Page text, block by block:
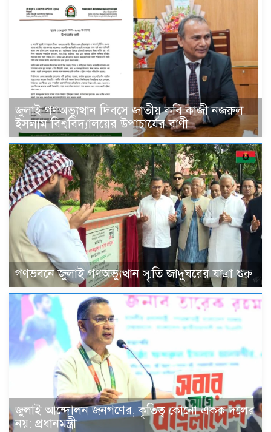
জুলাই গণঅভ্যুত্থান দিবসে জাতীয় কবি কাজী নজরুল
ইসলাম বিশ্ববিদ্যালয়ের উপাচার্যের বাণী
গণভবনে জুলাই গণঅভ্যুত্থান স্মৃতি জাদুঘরের যাত্রা শুরু
জুলাই আন্দোলন জনগণের, কৃতিত্ব কোনো একক দলের
নয়: প্রধানমন্ত্রী